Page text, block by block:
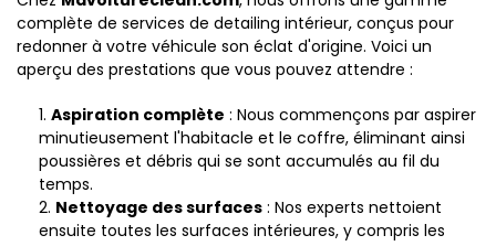
complète de services de detailing intérieur, conçus pour
redonner à votre véhicule son éclat d'origine. Voici un
aperçu des prestations que vous pouvez attendre :
Aspiration complète : Nous commençons par aspirer
minutieusement l'habitacle et le coffre, éliminant ainsi
poussières et débris qui se sont accumulés au fil du
temps.
Nettoyage des surfaces : Nos experts nettoient
ensuite toutes les surfaces intérieures, y compris les